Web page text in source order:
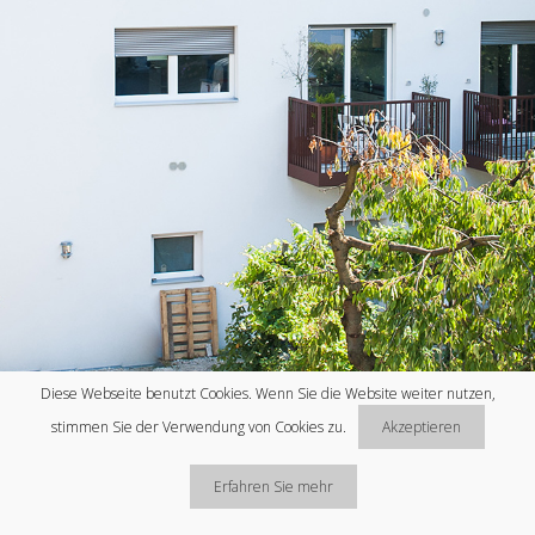
Diese Webseite benutzt Cookies. Wenn Sie die Website weiter nutzen,
stimmen Sie der Verwendung von Cookies zu.
Akzeptieren
Erfahren Sie mehr